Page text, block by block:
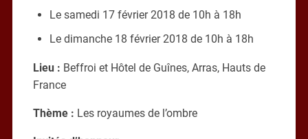
Le samedi 17 février 2018 de 10h à 18h
Le dimanche 18 février 2018 de 10h à 18h
Lieu : Beffroi et Hôtel de Guînes, Arras, Hauts de
France
Thème : Les royaumes de l’ombre